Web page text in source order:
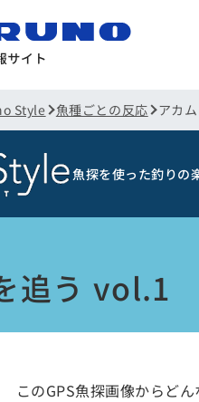
Style 魚種ごとの反応 アカ
魚探を使った釣りの
追う vol.1
このGPS魚探画像からど